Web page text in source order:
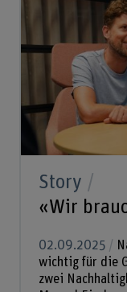
Story
«Wir
02.09.2025
wichtig für die
zwei